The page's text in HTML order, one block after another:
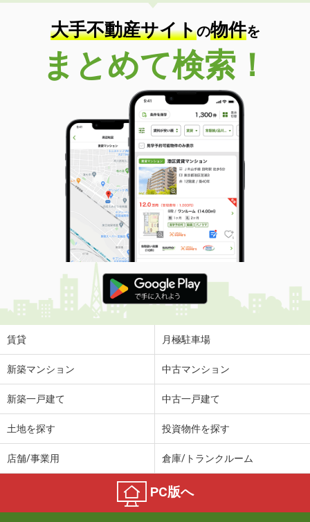
大手不動産サイトの物件を
まとめて検索！
賃貸 月極駐車場
新築マンション 中古マンション
新築一戸建て 中古一戸建て
土地を探す 投資物件を探す
店舗/事業用 倉庫/トランクルーム
PC版へ